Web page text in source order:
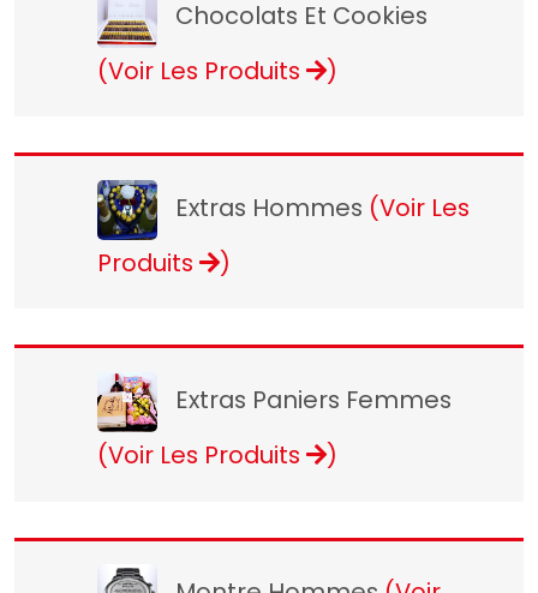
Chocolats Et Cookies
(Voir Les Produits
)
Extras Hommes (Voir Les
Produits
)
Extras Paniers Femmes
(Voir Les Produits
)